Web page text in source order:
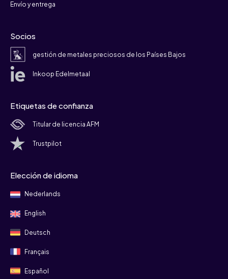
Envío y entrega
Socios
gestión de metales preciosos de los Países Bajos
Inkoop Edelmetaal
Etiquetas de confianza
Titular de licencia AFM
Trustpilot
Elección de idioma
Nederlands
English
Deutsch
Français
Español